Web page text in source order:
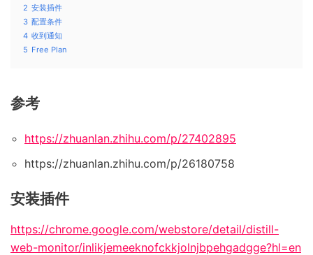
2 安装插件
3 配置条件
4 收到通知
5 Free Plan
参考
https://zhuanlan.zhihu.com/p/27402895
https://zhuanlan.zhihu.com/p/26180758
安装插件
https://chrome.google.com/webstore/detail/distill-
web-monitor/inlikjemeeknofckkjolnjbpehgadgge?hl=en